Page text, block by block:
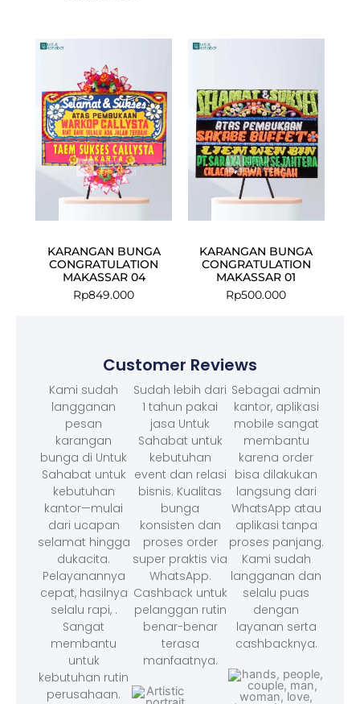
KARANGAN BUNGA
CONGRATULATION
MAKASSAR 04
Rp849.000
KARANGAN BUNGA
CONGRATULATION
MAKASSAR 01
Rp500.000
Customer Reviews
Kami sudah
langganan
pesan
karangan
bunga di Untuk
Sahabat untuk
kebutuhan
kantor—mulai
dari ucapan
selamat hingga
dukacita.
Pelayanannya
cepat, hasilnya
selalu rapi, .
Sangat
membantu
untuk
kebutuhan rutin
perusahaan.
Sudah lebih dari
1 tahun pakai
jasa Untuk
Sahabat untuk
kebutuhan
event dan relasi
bisnis. Kualitas
bunga
konsisten dan
proses order
super praktis via
WhatsApp.
Cashback untuk
pelanggan rutin
benar-benar
terasa
manfaatnya.
Sebagai admin
kantor, aplikasi
mobile sangat
membantu
karena order
bisa dilakukan
langsung dari
WhatsApp atau
aplikasi tanpa
proses panjang.
Kami sudah
langganan dan
selalu puas
dengan
layanan serta
cashbacknya.